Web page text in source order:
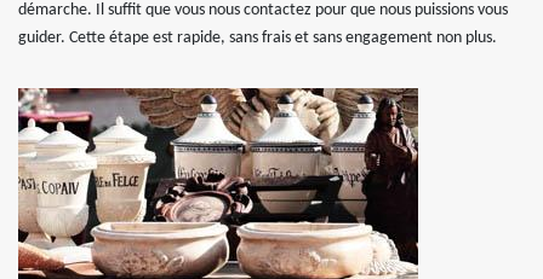
démarche. Il suffit que vous nous contactez pour que nous puissions vous
guider. Cette étape est rapide, sans frais et sans engagement non plus.